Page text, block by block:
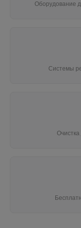
Оборудование
Системы